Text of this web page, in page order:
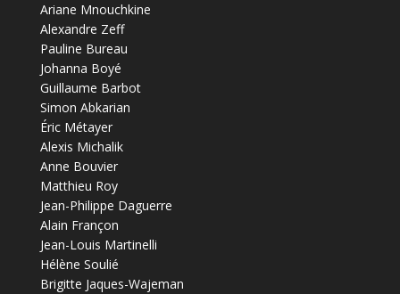
Ariane Mnouchkine
Alexandre Zeff
Pauline Bureau
Johanna Boyé
Guillaume Barbot
Simon Abkarian
Éric Métayer
Alexis Michalik
Anne Bouvier
Matthieu Roy
Jean-Philippe Daguerre
Alain Françon
Jean-Louis Martinelli
Hélène Soulié
Brigitte Jaques-Wajeman